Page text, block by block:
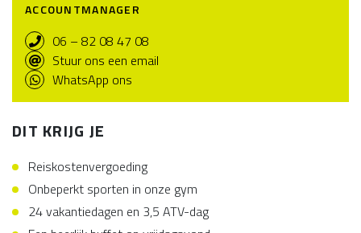
ACCOUNTMANAGER
06 – 82 08 47 08
Stuur ons een email
WhatsApp ons
DIT KRIJG JE
Reiskostenvergoeding
Onbeperkt sporten in onze gym
24 vakantiedagen en 3,5 ATV-dag